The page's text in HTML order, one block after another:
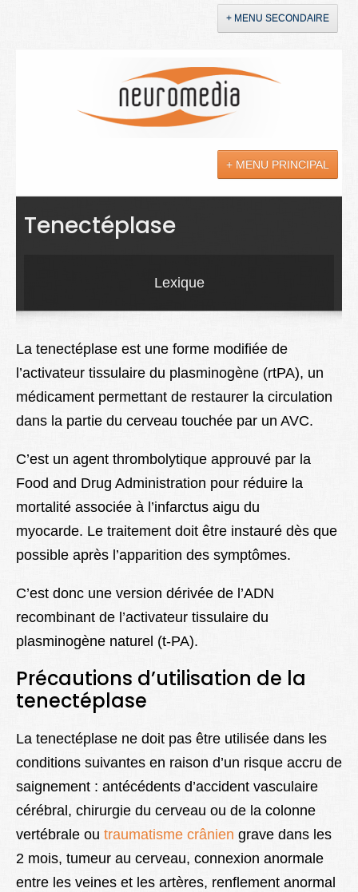
+ MENU SECONDAIRE
+ MENU PRINCIPAL
Actualités
Soins
Droit
Lexique
Better Health
Tenectéplase
Lexique
La tenectéplase est une forme modifiée de
l’activateur tissulaire du plasminogène (rtPA), un
médicament permettant de restaurer la circulation
dans la partie du cerveau touchée par un AVC.
C’est un agent thrombolytique approuvé par la
Food and Drug Administration pour réduire la
mortalité associée à l’infarctus aigu du
myocarde. Le traitement doit être instauré dès que
possible après l’apparition des symptômes.
C’est donc une version dérivée de l’ADN
recombinant de l’activateur tissulaire du
plasminogène naturel (t-PA).
Précautions d’utilisation de la
tenectéplase
La tenectéplase ne doit pas être utilisée dans les
conditions suivantes en raison d’un risque accru de
saignement : antécédents d’accident vasculaire
cérébral, chirurgie du cerveau ou de la colonne
vertébrale ou traumatisme crânien grave dans les
2 mois, tumeur au cerveau, connexion anormale
entre les veines et les artères, renflement anormal